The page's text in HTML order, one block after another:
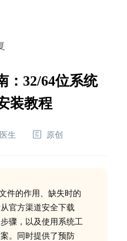
：32/64位系统
装教程
生 原创
件的作用、缺失时的
官方渠道安全下载
骤，以及使用系统工
。同时提供了预防